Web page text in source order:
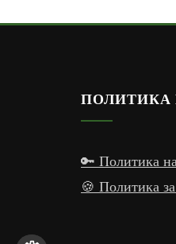
ПОЛИТИКА
🔑 Политика
🍪 Политика